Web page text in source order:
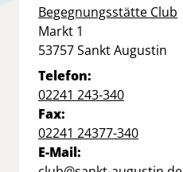
Begegnungsstätte Club
Straße:
Markt Hausnummer:
1
PLZ:
53757Ort:
Sankt Augustin
Telefon:
02241 243-340
Fax:
02241 24377-340
E-Mail: